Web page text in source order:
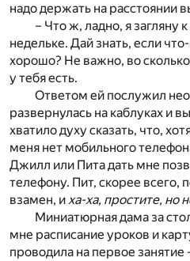
надо держать на расстоянии
– Что ж, ладно, я загляну
недельке. Дай знать, если
хорошо? Не важно, во
у тебя есть.
Ответом ей послужил
развернулась на каблуках и
хватило духу сказать, что,
меня нет мобильного
Джилл или Пита дать мне
телефону. Пит, скорее всего,
взамен, иха-ха, простите, но
Миниатюрная дама за
мне расписание уроков и
проводила на первое